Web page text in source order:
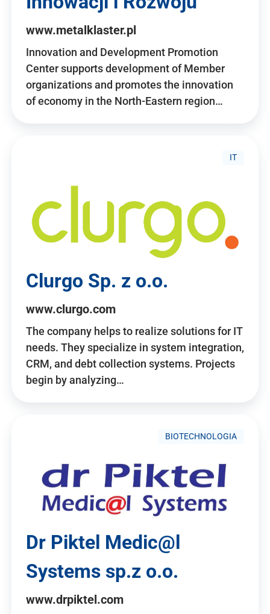
www.metalklaster.pl
Innovation and Development Promotion
Center supports development of Member
organizations and promotes the innovation
of economy in the North-Eastern region…
IT
Clurgo Sp. z o.o.
www.clurgo.com
The company helps to realize solutions for IT
needs. They specialize in system integration,
CRM, and debt collection systems. Projects
begin by analyzing…
BIOTECHNOLOGIA
Dr Piktel Medic@l
Systems sp.z o.o.
www.drpiktel.com